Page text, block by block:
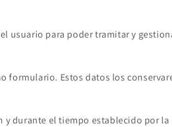
usuario para poder tramitar y
formulario. Estos datos los
durante el tiempo establecido por la